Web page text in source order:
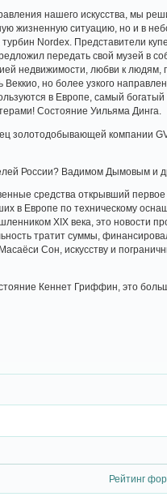
нашего искусства, мы
жизненную ситуацию, но и в
Nordex. Представители
передать свой музей в
недвижимости, любви к
но более узкого
в Европе, самый богатый
Состояние Уильяма Динга.
золотодобывающей компании
России? Вадимом Дымовым и
средства открывший
в Европе по техническому
XIX века, это новости
тратит суммы,
Сон, искусству и
Кеннет Гриффин, это
Рейтинг